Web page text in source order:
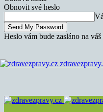
Obnovit své heslo
Heslo vám bude zasláno na váš